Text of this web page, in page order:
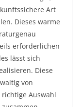
Art
Dieses warme
erforderlichen
lässt sich
Diese
von
Auswahl